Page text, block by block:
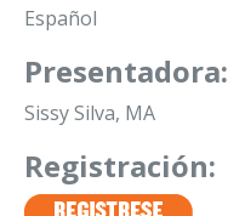
Español
Presentadora:
Sissy Silva, MA
Registración: